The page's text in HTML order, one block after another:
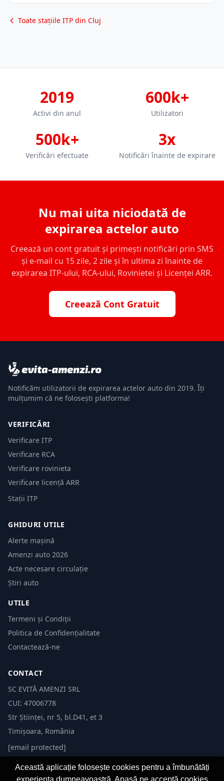
Toate stațiile ITP din Cluj
2019
Activi din anul
600k+
Utilizatori
500k+
Verificări efectuate
3x
Notificări înainte de expirare
Nu mai uita niciodată de
expirarea actelor auto
Creează un cont gratuit și primești notificări prin SMS
și e-mail cu 15 zile, 2 zile și în ultima zi înainte de
expirarea ITP-ului, RCA-ului, Rovinietei și Licenței ARR.
Creează Cont Gratuit
Notificăm utilizatorii de expirarea actelor auto din 2019. Îți
mulțumim că ne folosești platforma!
VERIFICĂRI
Verificare ITP
Verificare RCA
Verificare rovinieta
Verificare licență ARR
Stații ITP
GHIDURI UTILE
Alerte mașină
Amenzi auto 2026
Acte necesare circulație
Știri auto
UTILE
Termeni și Condiții
Politica de Confidențialitate
Contactează-ne
CONTACT
SC EVITĂ AMENZI SRL
CUI: 47006778
Str Științei, nr 5, bl.D41, et 3
Timișoara, România
[email protected]
Această aplicație folosește cookies pentru a îmbunătăți
experiența dumneavoastră. Apasă pe acceptă cookies